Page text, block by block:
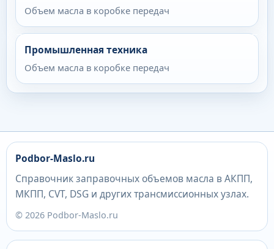
Объем масла в коробке передач
Промышленная техника
Объем масла в коробке передач
Podbor-Maslo.ru
Справочник заправочных объемов масла в АКПП,
МКПП, CVT, DSG и других трансмиссионных узлах.
© 2026 Podbor-Maslo.ru